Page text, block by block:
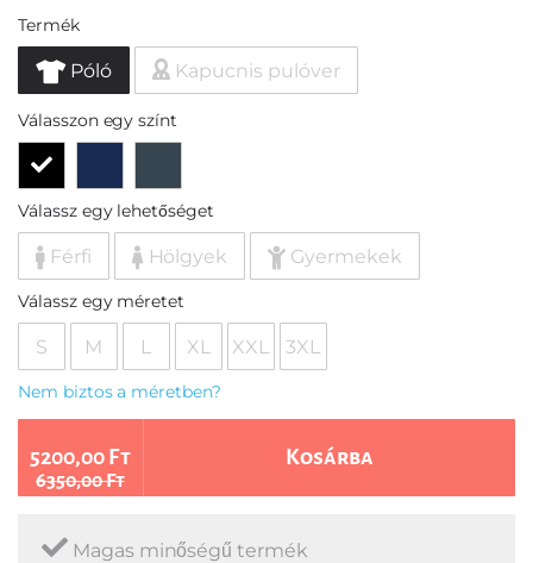
Termék
Póló Kapucnis pulóver
Válasszon egy színt
Válassz egy lehetőséget
Férfi Hölgyek Gyermekek
Válassz egy méretet
S M L XL XXL 3XL
Nem biztos a méretben?
5200,00 Ft
6350,00 Ft
Kosárba
Magas minőségű termék